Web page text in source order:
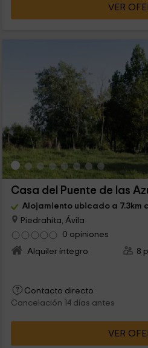
VER
Casa del Puente de las
Alojamiento ubicado a 7.3km
Piedrahita, Ávila
0 opiniones
Alquiler íntegro
8
Contacto directo
Cancelación 14 días antes
VER